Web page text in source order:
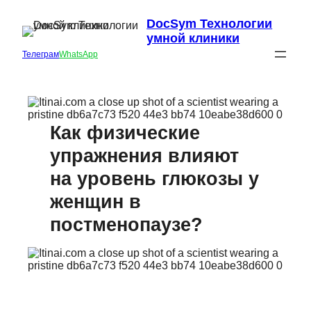
DocSym Технологии
умной клиники
ТелеграмWhatsApp
Как физические
упражнения влияют
на уровень глюкозы у
женщин в
постменопаузе?